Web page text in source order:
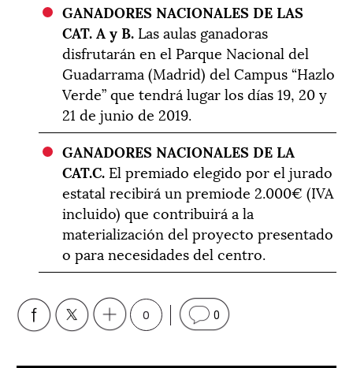
GANADORES NACIONALES DE LAS
CAT. A y B. Las aulas ganadoras
disfrutarán en el Parque Nacional del
Guadarrama (Madrid) del Campus “Hazlo
Verde” que tendrá lugar los días 19, 20 y
21 de junio de 2019.
GANADORES NACIONALES DE LA
CAT.C. El premiado elegido por el jurado
estatal recibirá un premiode 2.000€ (IVA
incluido) que contribuirá a la
materialización del proyecto presentado
o para necesidades del centro.
0 0